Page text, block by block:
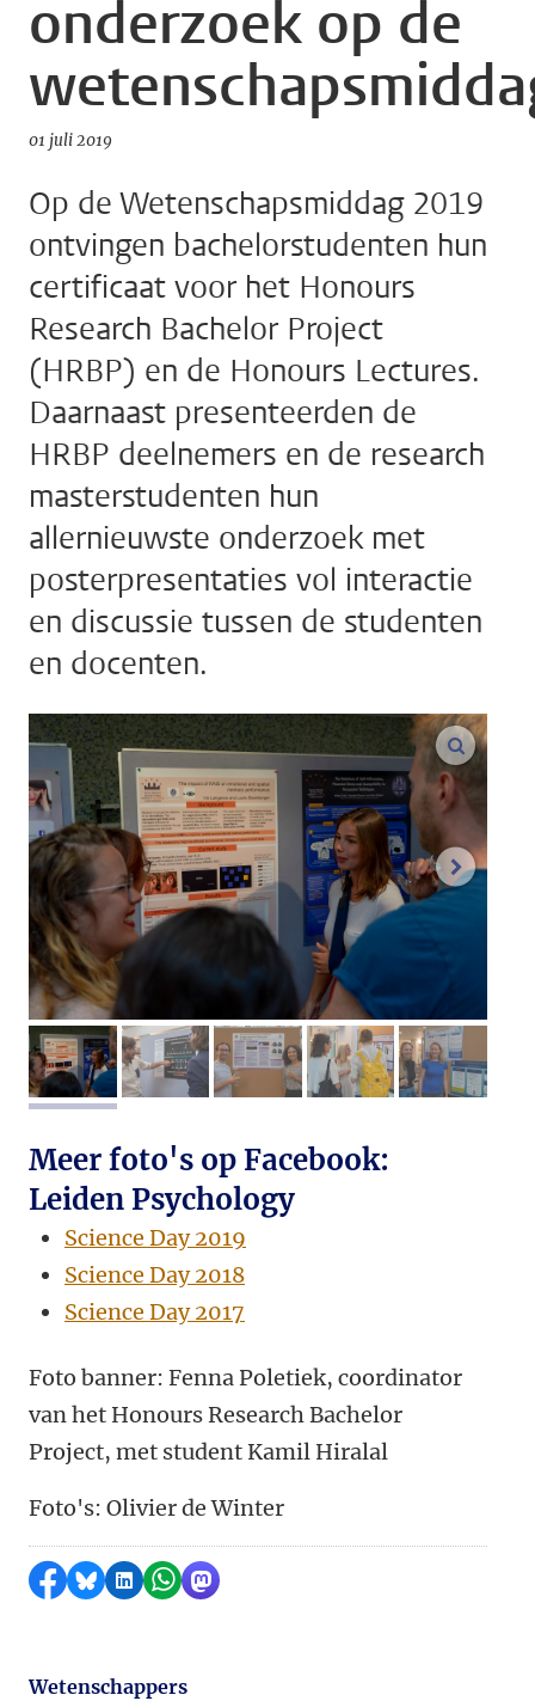
onderzoek op de
01 juli 2019
Op de Wetenschapsmiddag 2019
ontvingen bachelorstudenten hun
certificaat voor het Honours
Research Bachelor Project
(HRBP) en de Honours Lectures.
Daarnaast presenteerden de
HRBP deelnemers en de research
masterstudenten hun
allernieuwste onderzoek met
posterpresentaties vol interactie
en discussie tussen de studenten
en docenten.
afbeelding 1afbeelding 2afbeelding 3afbeelding 4
Meer foto's op Facebook:
Leiden Psychology
Science Day 2019
Science Day 2018
Science Day 2017
Foto banner: Fenna Poletiek, coordinator
van het Honours Research Bachelor
Project, met student Kamil Hiralal
Foto's: Olivier de Winter
Delen op Facebook
Delen via Bluesky
Delen op LinkedIn
Delen via WhatsApp
Delen via Mastodon
Wetenschappers